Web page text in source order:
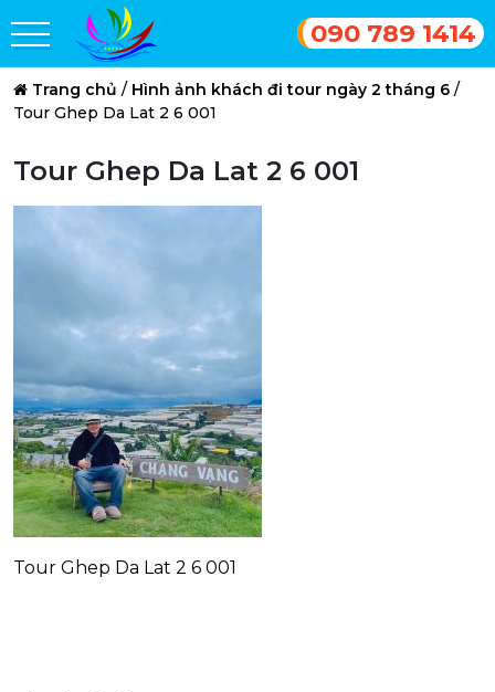
090 789 1414
Trang chủ / Hình ảnh khách đi tour ngày 2 tháng 6 /
Tour Ghep Da Lat 2 6 001
Tour Ghep Da Lat 2 6 001
Tour Ghep Da Lat 2 6 001